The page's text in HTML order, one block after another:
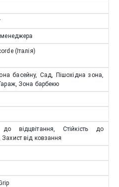
менеджера
(Італія)
басейну, Сад, Пішохідна зона,
Зона барбекю
до відцвітання, Стійкість до
від ковзання